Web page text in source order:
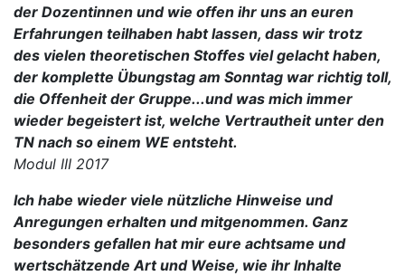
der Dozentinnen und wie offen ihr uns an euren
Erfahrungen teilhaben habt lassen, dass wir trotz
des vielen theoretischen Stoffes viel gelacht haben,
der komplette Übungstag am Sonntag war richtig toll,
die Offenheit der Gruppe...und was mich immer
wieder begeistert ist, welche Vertrautheit unter den
TN nach so einem WE entsteht.
Modul III 2017
Ich habe wieder viele nützliche Hinweise und
Anregungen erhalten und mitgenommen. Ganz
besonders gefallen hat mir eure achtsame und
wertschätzende Art und Weise, wie ihr Inhalte